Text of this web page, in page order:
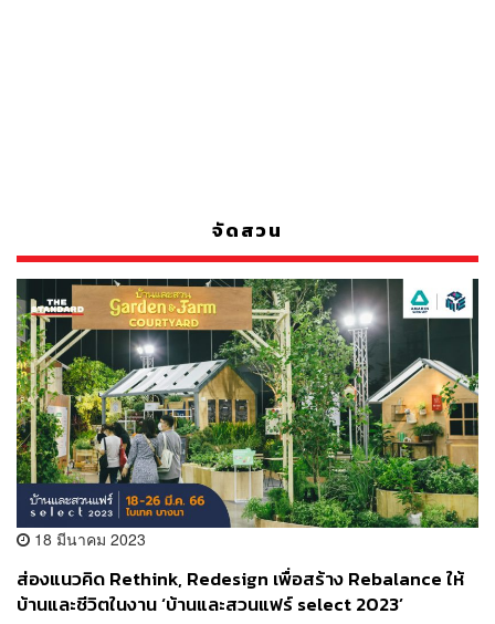
จัดสวน
18 มีนาคม 2023
ส่องแนวคิด Rethink, Redesign เพื่อสร้าง Rebalance ให้
บ้านและชีวิตในงาน ‘บ้านและสวนแฟร์ select 2023’